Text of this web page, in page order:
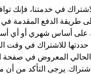
في خدمتنا، فإنك
طريقة الدفع المقدمة
على أساس شهري أو أي
حددتها للاشتراك في وقت
الحالي المعروض في صفحة
يرجى التأكد من أن